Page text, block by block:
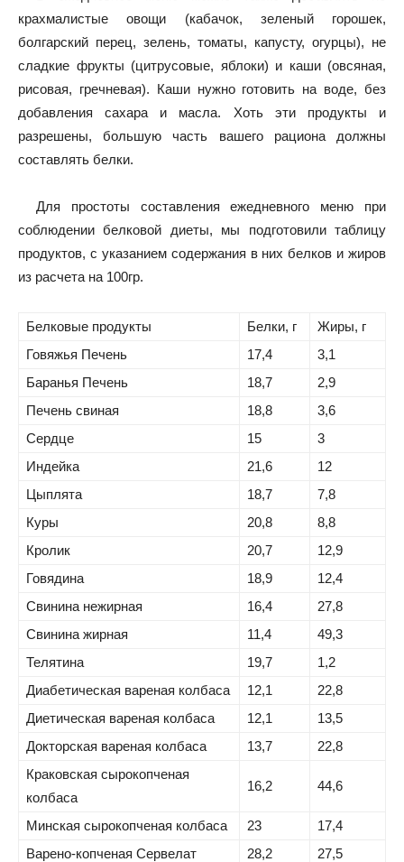
крахмалистые овощи (кабачок, зеленый горошек,
болгарский перец, зелень, томаты, капусту, огурцы), не
сладкие фрукты (цитрусовые, яблоки) и каши (овсяная,
рисовая, гречневая). Каши нужно готовить на воде, без
добавления сахара и масла. Хоть эти продукты и
разрешены, большую часть вашего рациона должны
составлять белки.
Для простоты составления ежедневного меню при
соблюдении белковой диеты, мы подготовили таблицу
продуктов, с указанием содержания в них белков и жиров
из расчета на 100гр.
Белковые продукты Белки, г
Жиры, г
Говяжья Печень
17,4
3,1
Баранья Печень
18,7
2,9
Печень свиная
18,8
3,6
Сердце
15
3
Индейка
21,6
12
Цыплята
18,7
7,8
Куры
20,8
8,8
Кролик
20,7
12,9
Говядина
18,9
12,4
Свинина нежирная
16,4
27,8
Свинина жирная
11,4
49,3
Телятина
19,7
1,2
Диабетическая вареная колбаса
12,1
22,8
Диетическая вареная колбаса
12,1
13,5
Докторская вареная колбаса
13,7
22,8
Краковская сырокопченая
колбаса
16,2 44,6
Минская сырокопченая колбаса 23
17,4
Варено-копченая Сервелат
28,2
27,5